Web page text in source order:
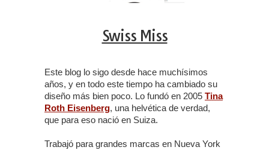
Swiss Miss
Este blog lo sigo desde hace muchísimos
años, y en todo este tiempo ha cambiado su
diseño más bien poco. Lo fundó en 2005 Tina
Roth Eisenberg, una helvética de verdad,
que para eso nació en Suiza.
Trabajó para grandes marcas en Nueva York